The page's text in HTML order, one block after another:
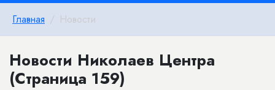
Главная Новости
Новости Николаев Центра
(Страница 159)